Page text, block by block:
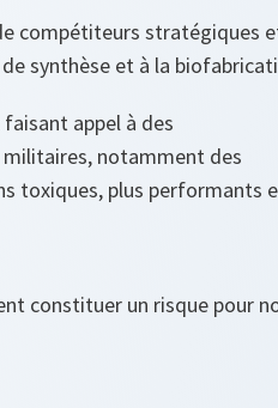
compétiteurs stratégiques
synthèse et à la
appel à des
notamment des
toxiques, plus performants
constituer un risque pour